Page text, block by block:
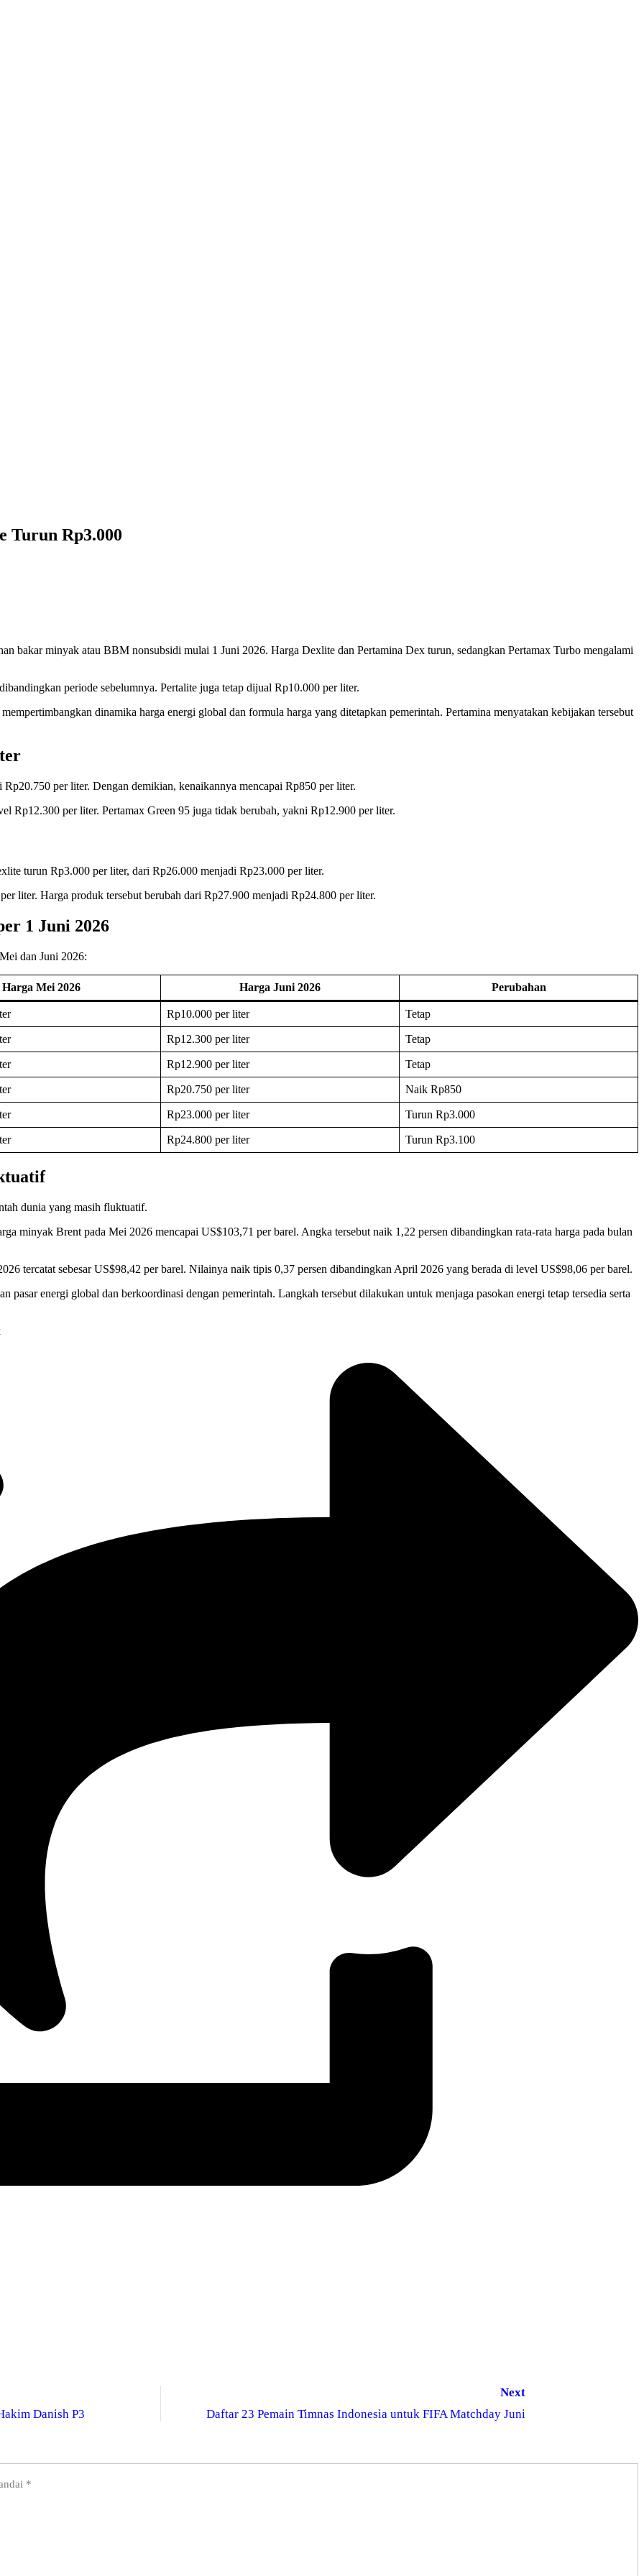
Turun Rp3.000
bakar minyak atau BBM nonsubsidi mulai 1 Juni 2026. Harga Dexlite dan Pertamina Dex turun, sedangkan Pertamax Turbo mengalami
periode sebelumnya. Pertalite juga tetap dijual Rp10.000 per liter.
dinamika harga energi global dan formula harga yang ditetapkan pemerintah. Pertamina menyatakan kebijakan tersebut
per liter. Dengan demikian, kenaikannya mencapai Rp850 per liter.
Rp12.300 per liter. Pertamax Green 95 juga tidak berubah, yakni Rp12.900 per liter.
turun Rp3.000 per liter, dari Rp26.000 menjadi Rp23.000 per liter.
liter. Harga produk tersebut berubah dari Rp27.900 menjadi Rp24.800 per liter.
1 Juni 2026
dan Juni 2026:
Harga Mei 2026 Harga Juni 2026 Perubahan
Rp10.000 per liter Tetap
Rp12.300 per liter Tetap
Rp12.900 per liter Tetap
Rp20.750 per liter Naik Rp850
Rp23.000 per liter Turun Rp3.000
Rp24.800 per liter Turun Rp3.100
dunia yang masih fluktuatif.
minyak Brent pada Mei 2026 mencapai US$103,71 per barel. Angka tersebut naik 1,22 persen dibandingkan rata-rata harga pada bulan
tercatat sebesar US$98,42 per barel. Nilainya naik tipis 0,37 persen dibandingkan April 2026 yang berada di level US$98,06 per barel.
pasar energi global dan berkoordinasi dengan pemerintah. Langkah tersebut dilakukan untuk menjaga pasokan energi tetap tersedia serta
Danish P3
Next
Daftar 23 Pemain Timnas Indonesia untuk FIFA Matchday Juni
*